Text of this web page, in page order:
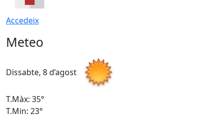
Accedeix
Meteo
Dissabte, 8 d’agost
T.Màx: 35°
T.Min: 23°